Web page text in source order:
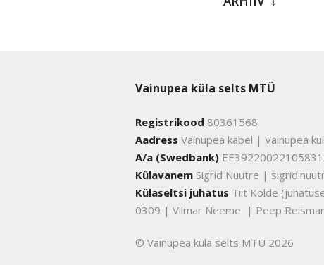
Vainupea küla selts MTÜ
Registrikood 80361568
Aadress Vainupea kabel | Vainupea
A/a (Swedbank)
Külavanem Sigrid Nuutre |
Külaseltsi juhatus Tiit Kolde
0309 | Vilmar Neeme | Peep
© Vainupea küla selts MTÜ 2026